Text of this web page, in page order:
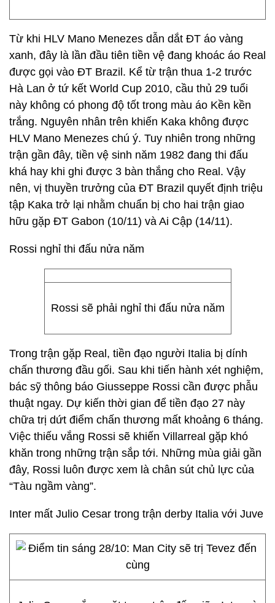
Từ khi HLV Mano Menezes dẫn dắt ĐT áo vàng
xanh, đây là lần đầu tiên tiền vệ đang khoác áo Real
được gọi vào ĐT Brazil. Kể từ trận thua 1-2 trước
Hà Lan ở tứ kết World Cup 2010, cầu thủ 29 tuổi
này không có phong độ tốt trong màu áo Kền kền
trắng. Nguyên nhân trên khiến Kaka không được
HLV Mano Menezes chú ý. Tuy nhiên trong những
trận gần đây, tiền vệ sinh năm 1982 đang thi đấu
khá hay khi ghi được 3 bàn thắng cho Real. Vậy
nên, vị thuyền trưởng của ĐT Brazil quyết định triệu
tập Kaka trở lại nhằm chuẩn bị cho hai trận giao
hữu gặp ĐT Gabon (10/11) và Ai Cập (14/11).
Rossi nghỉ thi đấu nửa năm
Rossi sẽ phải nghỉ thi đấu nửa năm
Trong trận gặp Real, tiền đạo người Italia bị dính
chấn thương đầu gối. Sau khi tiến hành xét nghiệm,
bác sỹ thông báo Giusseppe Rossi cần được phẫu
thuật ngay. Dự kiến thời gian để tiền đạo 27 này
chữa trị dứt điểm chấn thương mất khoảng 6 tháng.
Việc thiếu vắng Rossi sẽ khiến Villarreal gặp khó
khăn trong những trận sắp tới. Những mùa giải gần
đây, Rossi luôn được xem là chân sút chủ lực của
“Tàu ngầm vàng”.
Inter mất Julio Cesar trong trận derby Italia với Juve